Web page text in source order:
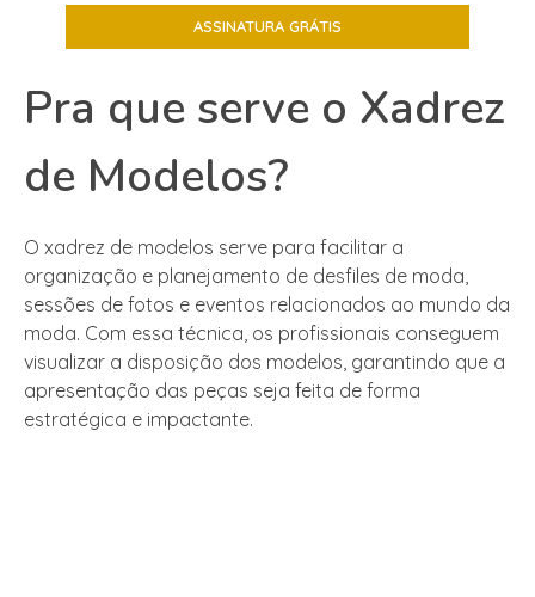
Pra que serve o Xadrez
de Modelos?
O xadrez de modelos serve para facilitar a
organização e planejamento de desfiles de moda,
sessões de fotos e eventos relacionados ao mundo da
moda. Com essa técnica, os profissionais conseguem
visualizar a disposição dos modelos, garantindo que a
apresentação das peças seja feita de forma
estratégica e impactante.